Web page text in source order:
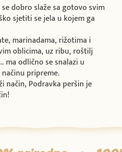
dobro slaže sa gotovo svim
sjetiti se jela u kojem ga
marinadama, rižotima i
oblicima, uz ribu, roštilj
odlično se snalazi u
pripreme.
način, Podravka peršin je